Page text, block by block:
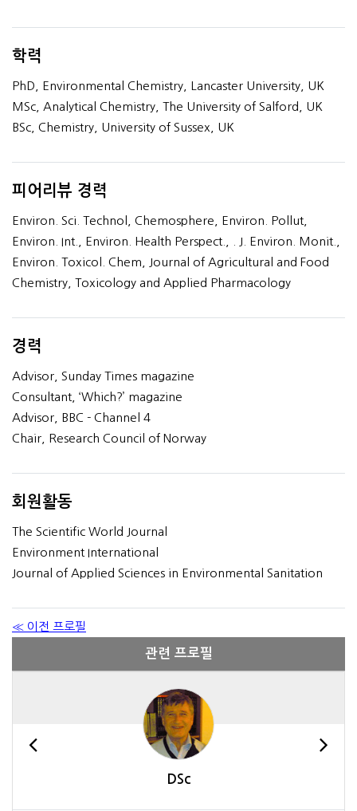
학력
PhD, Environmental Chemistry, Lancaster University, UK
MSc, Analytical Chemistry, The University of Salford, UK
BSc, Chemistry, University of Sussex, UK
피어리뷰 경력
Environ. Sci. Technol, Chemosphere, Environ. Pollut,
Environ. Int., Environ. Health Perspect., . J. Environ. Monit.,
Environ. Toxicol. Chem, Journal of Agricultural and Food
Chemistry, Toxicology and Applied Pharmacology
경력
Advisor, Sunday Times magazine
Consultant, ‘Which?’ magazine
Advisor, BBC - Channel 4
Chair, Research Council of Norway
회원활동
The Scientific World Journal
Environment International
Journal of Applied Sciences in Environmental Sanitation
≪ 이전 프로필
관련 프로필
DSc